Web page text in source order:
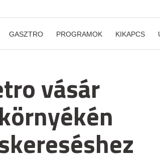
GASZTRO PROGRAMOK KIKAPCS
vásár